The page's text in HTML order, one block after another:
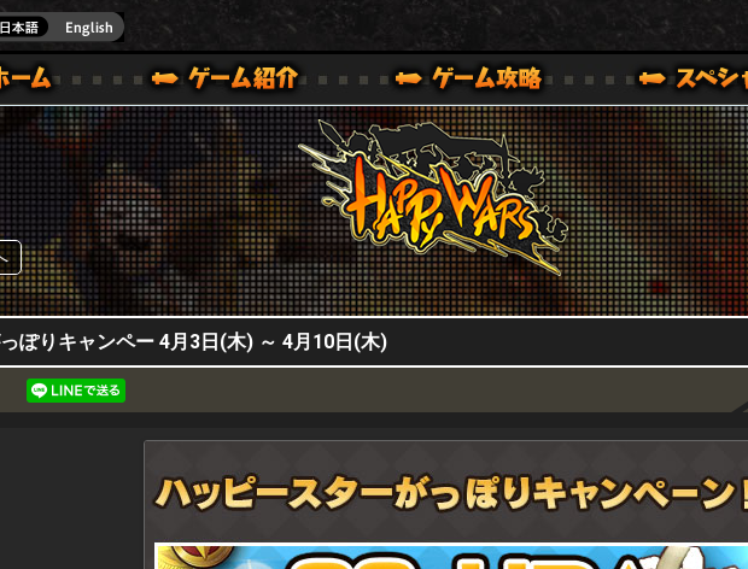
HappyWars
ーウォーズ)公式サイト [ XBOX 360,XBOX ONE VER.]
サポート | HAPPY WARS(ハッピーウォーズ)公式サイト [ XBOX 360,XBOX ONE VER.]
ぽりキャンペー 4月3日(木) ～ 4月10日(木)